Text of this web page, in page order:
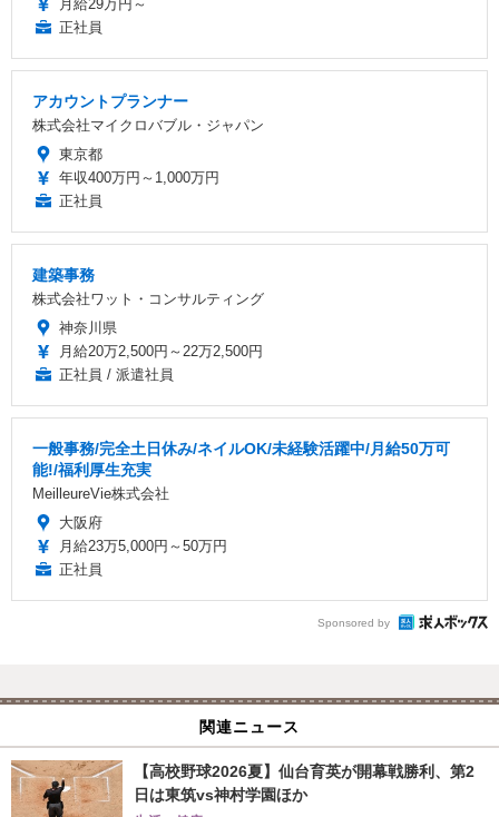
月給29万円～
正社員
アカウントプランナー
株式会社マイクロバブル・ジャパン
東京都
年収400万円～1,000万円
正社員
建築事務
株式会社ワット・コンサルティング
神奈川県
月給20万2,500円～22万2,500円
正社員 / 派遣社員
一般事務/完全土日休み/ネイルOK/未経験活躍中/月給50万可
能!/福利厚生充実
MeilleureVie株式会社
大阪府
月給23万5,000円～50万円
正社員
Sponsored by
関連ニュース
【高校野球2026夏】仙台育英が開幕戦勝利、第2
日は東筑vs神村学園ほか